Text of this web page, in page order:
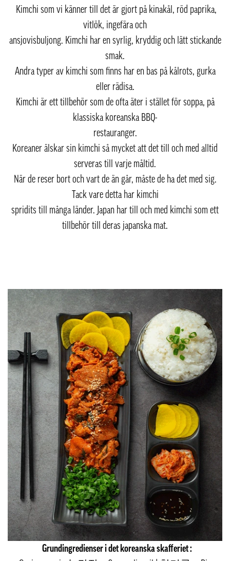
Kimchi som vi känner till det är gjort på kinakål, röd paprika,
vitlök, ingefära och
ansjovisbuljong. Kimchi har en syrlig, kryddig och lätt stickande
smak.
Andra typer av kimchi som finns har en bas på kålrots, gurka
eller rädisa.
Kimchi är ett tillbehör som de ofta äter i stället för soppa, på
klassiska koreanska BBQ-
restauranger.
Koreaner älskar sin kimchi så mycket att det till och med alltid
serveras till varje måltid.
När de reser bort och vart de än går, måste de ha det med sig.
Tack vare detta har kimchi
spridits till många länder. Japan har till och med kimchi som ett
tillbehör till deras japanska mat.
Grundingredienser i det koreanska skafferiet :